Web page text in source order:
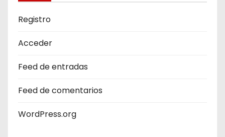
Registro
Acceder
Feed de entradas
Feed de comentarios
WordPress.org